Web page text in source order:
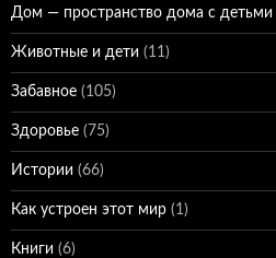
Дом — пространство дома с детьми
Животные и дети (11)
Забавное (105)
Здоровье (75)
Истории (66)
Как устроен этот мир (1)
Книги (6)